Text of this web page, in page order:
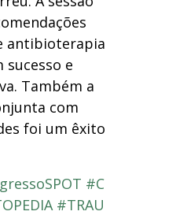
antibioterapia
e
Também a
com
foi um êxito
#C
#TRAU